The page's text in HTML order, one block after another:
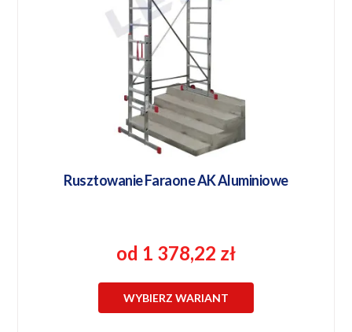
Rusztowanie Faraone AK Aluminiowe
od 1 378,22 zł
WYBIERZ WARIANT